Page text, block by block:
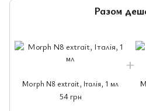
Разом
Morph N8 extrait, Італія, 1 мл
54 грн